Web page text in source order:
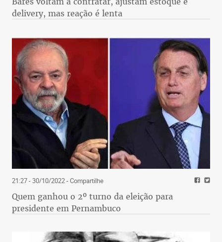
delivery, mas reação é lenta
21:27 - 30/10/2022- Compartilhe
Quem ganhou o 2º turno da eleição para
presidente em Pernambuco